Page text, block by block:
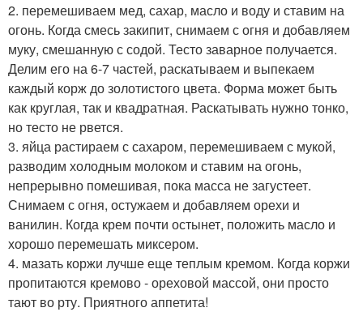
2. перемешиваем мед, сахар, масло и воду и ставим на
огонь. Когда смесь закипит, снимаем с огня и добавляем
муку, смешанную с содой. Тесто заварное получается.
Делим его на 6-7 частей, раскатываем и выпекаем
каждый корж до золотистого цвета. Форма может быть
как круглая, так и квадратная. Раскатывать нужно тонко,
но тесто не рвется.
3. яйца растираем с сахаром, перемешиваем с мукой,
разводим холодным молоком и ставим на огонь,
непрерывно помешивая, пока масса не загустеет.
Снимаем с огня, остужаем и добавляем орехи и
ванилин. Когда крем почти остынет, положить масло и
хорошо перемешать миксером.
4. мазать коржи лучше еще теплым кремом. Когда коржи
пропитаются кремово - ореховой массой, они просто
тают во рту. Приятного аппетита!